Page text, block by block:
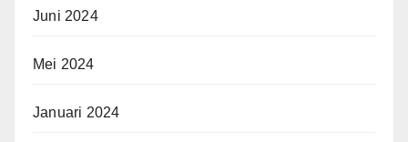
Juni 2024
Mei 2024
Januari 2024